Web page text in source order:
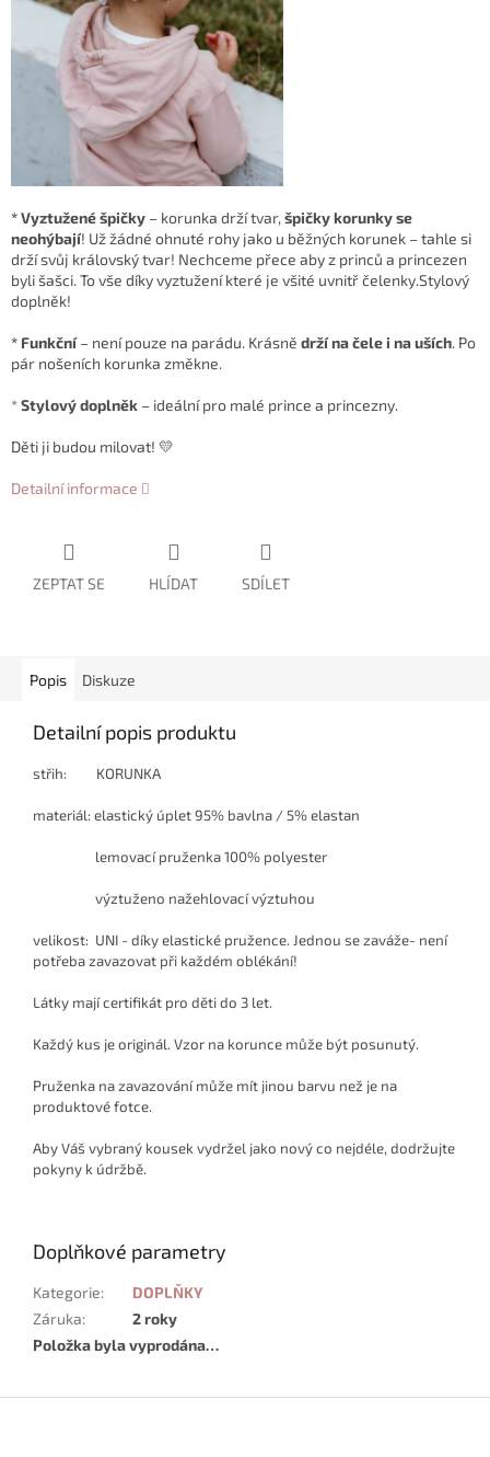
*Vyztužené špičky – korunka drží tvar, špičky korunky se
neohýbají! Už žádné ohnuté rohy jako u běžných korunek – tahle si
drží svůj královský tvar! Nechceme přece aby z princů a princezen
byli šašci. To vše díky vyztužení které je všité uvnitř čelenky.Stylový
doplněk!
* Funkční– není pouze na parádu. Krásně drží na čele i na uších. Po
pár nošeních korunka změkne.
*Stylový doplněk – ideální pro malé prince a princezny.
Děti ji budou milovat! 💛
Detailní informace
ZEPTAT SE HLÍDAT SDÍLET
Popis Diskuze
Detailní popis produktu
střih: KORUNKA
materiál: elastický úplet 95% bavlna / 5% elastan
lemovací pruženka 100% polyester
výztuženo nažehlovací výztuhou
velikost: UNI - díky elastické pružence. Jednou se zaváže- není
potřeba zavazovat při každém oblékání!
Látky mají certifikát pro děti do 3 let.
Každý kus je originál. Vzor na korunce může být posunutý.
Pruženka na zavazování může mít jinou barvu než je na
produktové fotce.
Aby Váš vybraný kousek vydržel jako nový co nejdéle, dodržujte
pokyny k údržbě.
Doplňkové parametry
Kategorie:
DOPLŇKY
Záruka:
2 roky
Položka byla vyprodána…